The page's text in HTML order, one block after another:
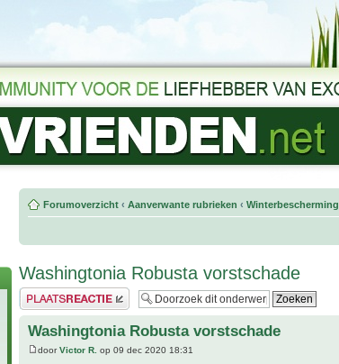
Forumoverzicht ‹ Aanverwante rubrieken ‹ Winterbescherming
Washingtonia Robusta vorstschade
Plaats een reactie
Washingtonia Robusta vorstschade
doorVictor R. op 09 dec 2020 18:31